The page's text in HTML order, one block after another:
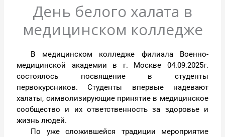
День белого халата в
медицинском колледже
В медицинском колледже филиала Военно-
медицинской академии в г. Москве 04.09.2025г.
состоялось посвящение в студенты
первокурсников. Студенты впервые надевают
халаты, символизирующие принятие в медицинское
сообщество и их ответственность за здоровье и
жизнь людей.
По уже сложившейся традиции мероприятие